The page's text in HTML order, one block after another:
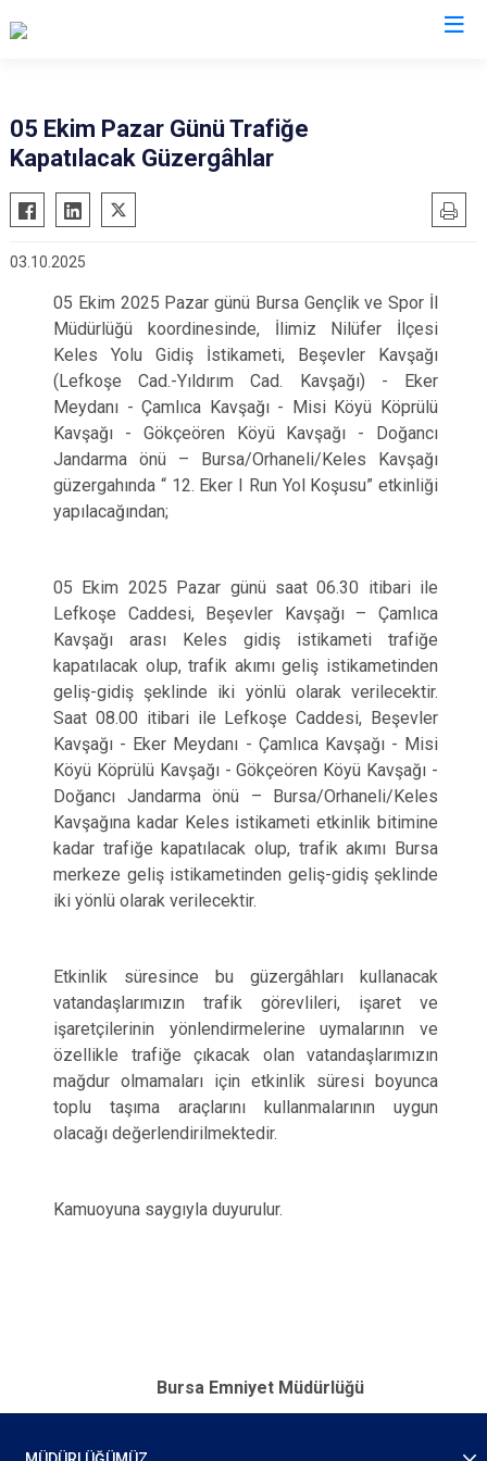
05 Ekim Pazar Günü Trafiğe
Kapatılacak Güzergâhlar
03.10.2025
05 Ekim 2025 Pazar günü Bursa Gençlik ve Spor İl
Müdürlüğü koordinesinde, İlimiz Nilüfer İlçesi
Keles Yolu Gidiş İstikameti, Beşevler Kavşağı
(Lefkoşe Cad.-Yıldırım Cad. Kavşağı) - Eker
Meydanı - Çamlıca Kavşağı - Misi Köyü Köprülü
Kavşağı - Gökçeören Köyü Kavşağı - Doğancı
Jandarma önü – Bursa/Orhaneli/Keles Kavşağı
güzergahında “ 12. Eker I Run Yol Koşusu” etkinliği
yapılacağından;
05 Ekim 2025 Pazar günü saat 06.30 itibari ile
Lefkoşe Caddesi, Beşevler Kavşağı – Çamlıca
Kavşağı arası Keles gidiş istikameti trafiğe
kapatılacak olup, trafik akımı geliş istikametinden
geliş-gidiş şeklinde iki yönlü olarak verilecektir.
Saat 08.00 itibari ile Lefkoşe Caddesi, Beşevler
Kavşağı - Eker Meydanı - Çamlıca Kavşağı - Misi
Köyü Köprülü Kavşağı - Gökçeören Köyü Kavşağı -
Doğancı Jandarma önü – Bursa/Orhaneli/Keles
Kavşağına kadar Keles istikameti etkinlik bitimine
kadar trafiğe kapatılacak olup, trafik akımı Bursa
merkeze geliş istikametinden geliş-gidiş şeklinde
iki yönlü olarak verilecektir.
Etkinlik süresince bu güzergâhları kullanacak
vatandaşlarımızın trafik görevlileri, işaret ve
işaretçilerinin yönlendirmelerine uymalarının ve
özellikle trafiğe çıkacak olan vatandaşlarımızın
mağdur olmamaları için etkinlik süresi boyunca
toplu taşıma araçlarını kullanmalarının uygun
olacağı değerlendirilmektedir.
Kamuoyuna saygıyla duyurulur.
Bursa Emniyet Müdürlüğü